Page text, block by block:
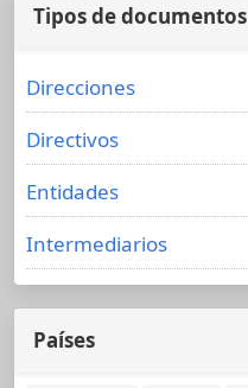
Tipos de documentos
Direcciones
Directivos
Entidades
Intermediarios
Países